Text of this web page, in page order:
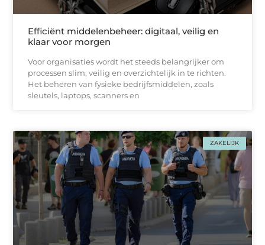
Efficiënt middelenbeheer: digitaal, veilig en
klaar voor morgen
Voor organisaties wordt het steeds belangrijker om
processen slim, veilig en overzichtelijk in te richten.
Het beheren van fysieke bedrijfsmiddelen, zoals
sleutels, laptops, scanners en
ZAKELIJK